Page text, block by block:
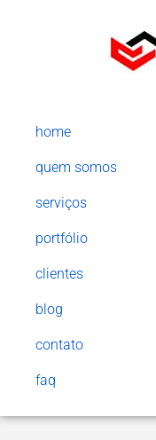
home
quem somos
serviços
portfólio
clientes
blog
contato
faq